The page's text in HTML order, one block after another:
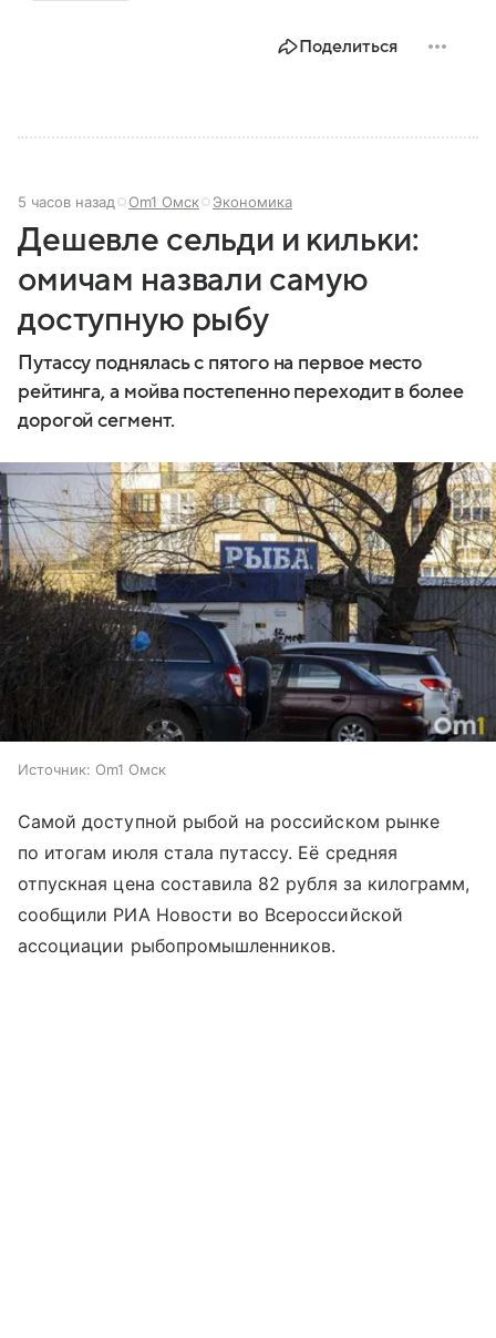
Поделиться
5 часов назад Om1 Омск Экономика
Дешевле сельди и кильки:
омичам назвали самую
доступную рыбу
Путассу поднялась с пятого на первое место
рейтинга, а мойва постепенно переходит в более
дорогой сегмент.
Источник: Om1 Омск
Самой доступной рыбой на российском рынке
по итогам июля стала путассу. Её средняя
отпускная цена составила 82 рубля за килограмм,
сообщили РИА Новости во Всероссийской
ассоциации рыбопромышленников.